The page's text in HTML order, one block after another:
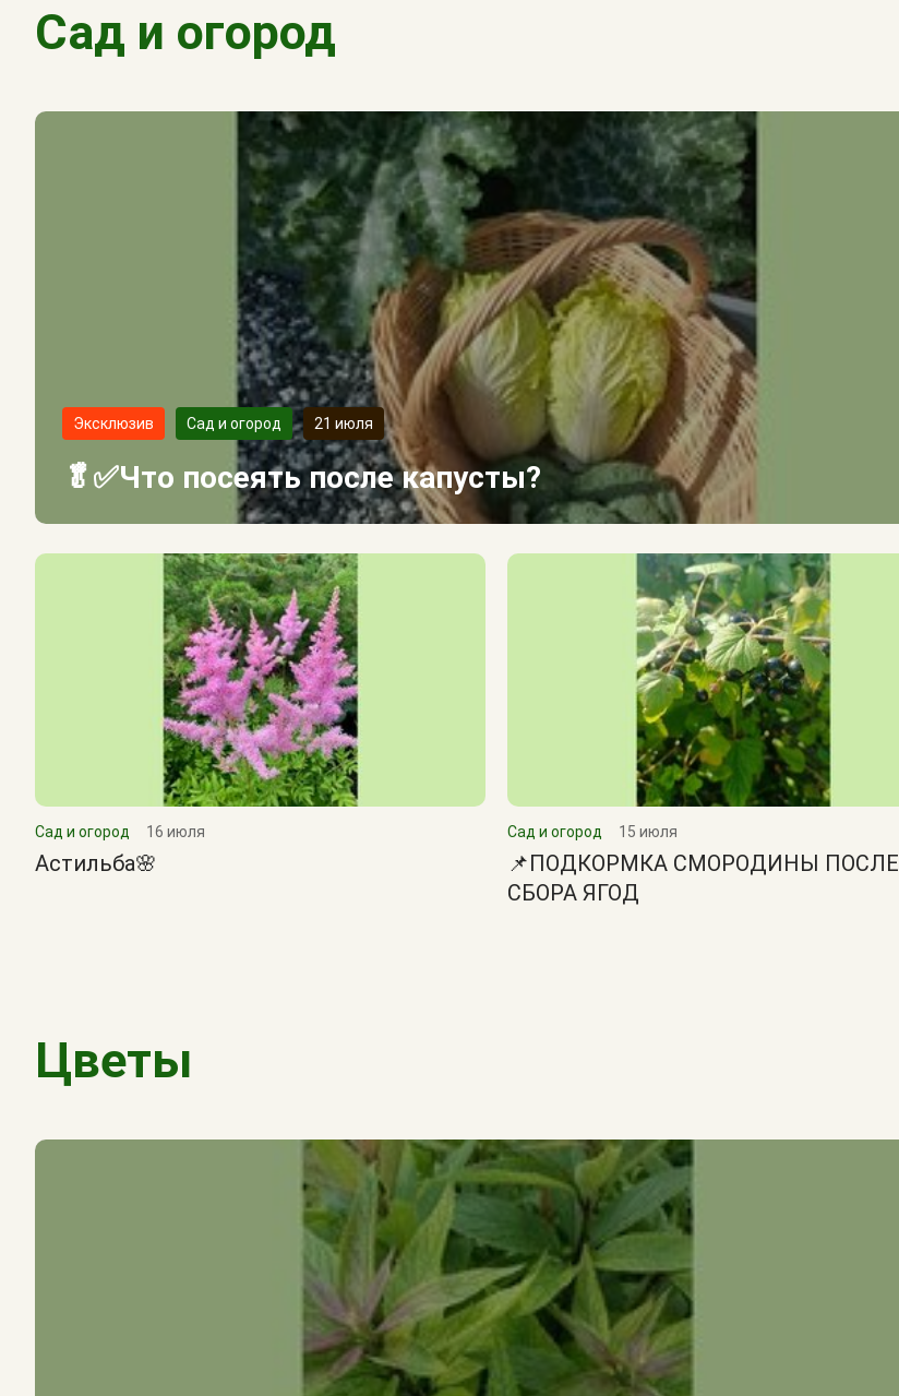
Сад и огород
Эксклюзив Сад и огород 21 июля
🥬✅Что посеять после капусты?
Сад и огород 16 июля
Астильба🌸
Сад и огород 15 июля
📌ПОДКОРМКА СМОРОДИНЫ ПОСЛЕ
СБОРА ЯГОД
Цветы